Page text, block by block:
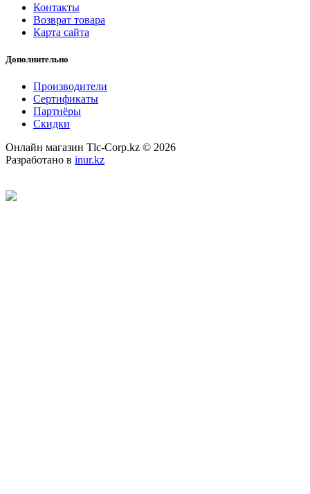
Контакты
Возврат товара
Карта сайта
Дополнительно
Производители
Сертификаты
Партнёры
Скидки
Онлайн магазин Tlc-Corp.kz © 2026
Разработано в inur.kz